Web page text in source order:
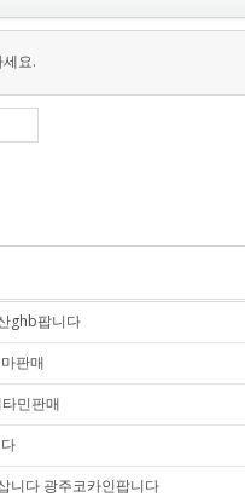
요.
ghb팝니다
판매
민판매
니다 광주코카인팝니다